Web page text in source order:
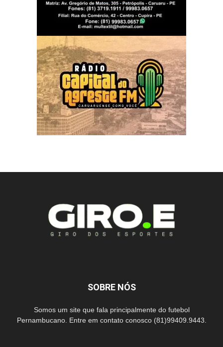
SOBRE NÓS
Somos um site que fala principalmente do futebol
Pernambucano. Entre em contato conosco (81)99409.9443.